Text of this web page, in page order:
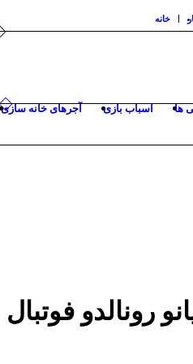
خانه
آجرهای خانه سازی اسباب بازی ها
رونالدو فوتبال